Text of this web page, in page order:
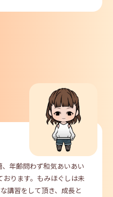
年齢問わず和気あいあい
ります。もみほぐしは未
講習をして頂き、成長と